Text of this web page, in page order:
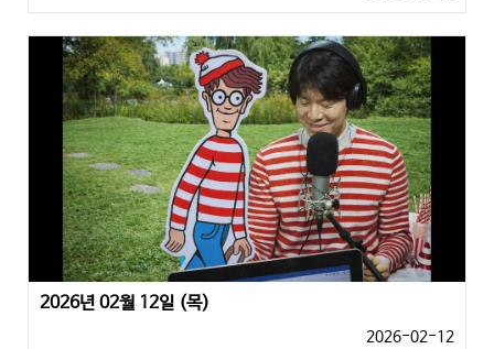
2026년 02월 12일 (목)
2026-02-12